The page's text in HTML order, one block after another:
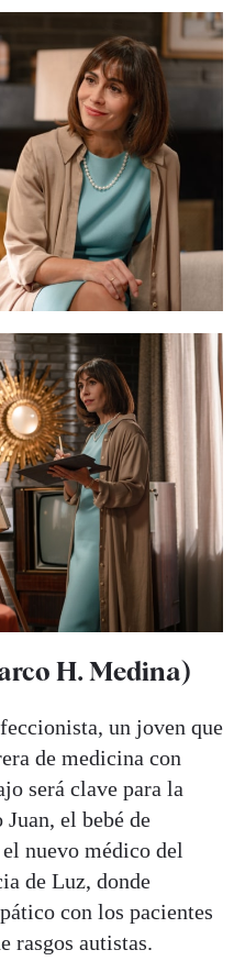
H. Medina)
un joven que
de medicina con
será clave para la
el bebé de
nuevo médico del
de Luz, donde
con los pacientes
rasgos autistas.